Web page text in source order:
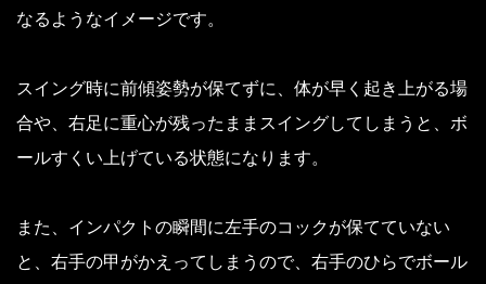
なるようなイメージです。
スイング時に前傾姿勢が保てずに、体が早く起き上がる場
合や、右足に重心が残ったままスイングしてしまうと、ボ
ールすくい上げている状態になります。
また、インパクトの瞬間に左手のコックが保てていない
と、右手の甲がかえってしまうので、右手のひらでボール